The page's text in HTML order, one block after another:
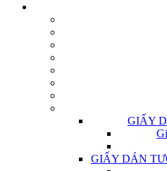
GIẤY
GIẤY DÁN